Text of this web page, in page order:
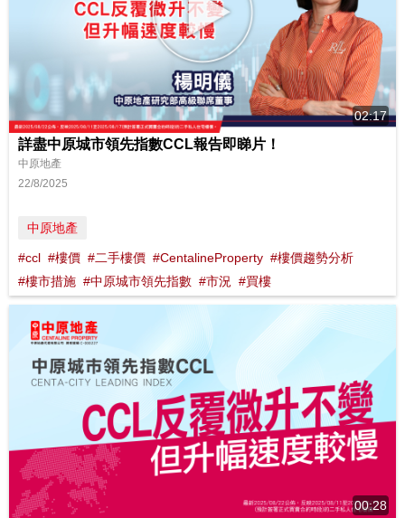
02:17
詳盡中原城市領先指數CCL報告即睇片！
中原地產
22/8/2025
中原地產
#ccl #樓價 #二手樓價 #CentalineProperty #樓價趨勢分析
#樓市措施 #中原城市領先指數 #市況 #買樓
00:28